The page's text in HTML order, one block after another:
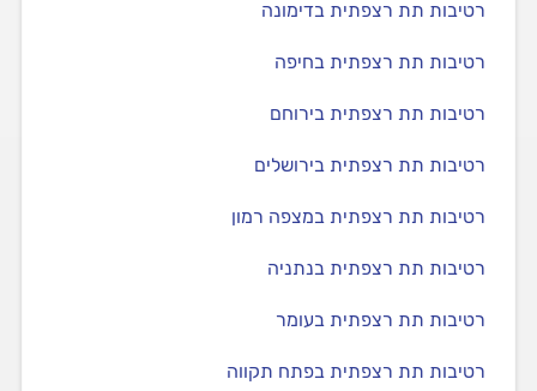
רטיבות תת רצפתית בדימונה
רטיבות תת רצפתית בחיפה
רטיבות תת רצפתית בירוחם
רטיבות תת רצפתית בירושלים
רטיבות תת רצפתית במצפה רמון
רטיבות תת רצפתית בנתניה
רטיבות תת רצפתית בעומר
רטיבות תת רצפתית בפתח תקווה